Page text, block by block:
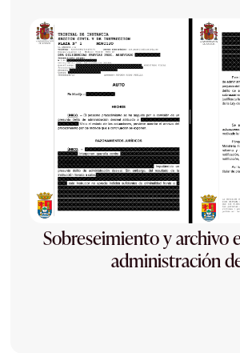
Sobreseimiento y archivo
administración